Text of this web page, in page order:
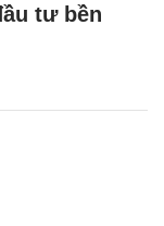
tư bền